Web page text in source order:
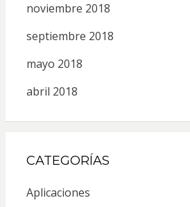
noviembre 2018
septiembre 2018
mayo 2018
abril 2018
CATEGORÍAS
Aplicaciones